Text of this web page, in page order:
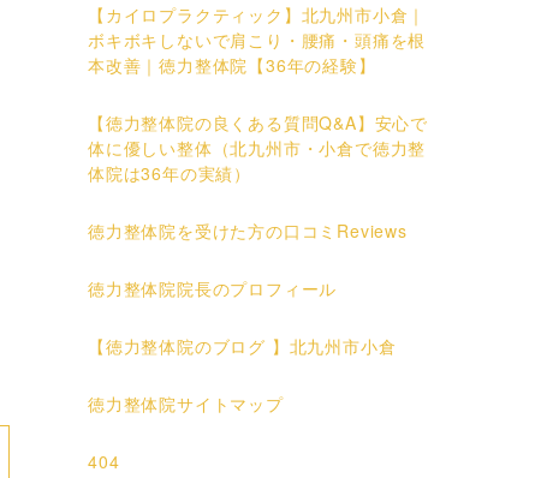
【カイロプラクティック】北九州市小倉｜
ボキボキしないで肩こり・腰痛・頭痛を根
本改善｜徳力整体院【36年の経験】
【徳力整体院の良くある質問Q&A】安心で
体に優しい整体（北九州市・小倉で徳力整
体院は36年の実績）
徳力整体院を受けた方の口コミReviews
徳力整体院院長のプロフィール
【徳力整体院のブログ 】北九州市小倉
徳力整体院サイトマップ
404